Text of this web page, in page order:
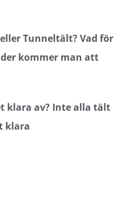
Tunneltält? Vad för
kommer man att
klara av? Inte alla tält
klara